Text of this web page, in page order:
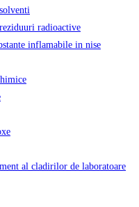
radioactive
inflamabile in nise
al cladirilor de laboratoare